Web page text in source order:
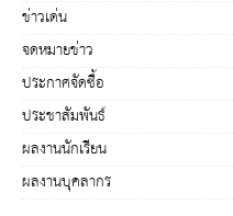
ข่าวเด่น
จดหมายข่าว
ประกาศจัดซื้อ
ประชาสัมพันธ์
ผลงานนักเรียน
ผลงานบุคลากร